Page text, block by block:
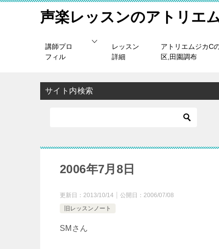
声楽レッスンのアトリエ
講師プロ
フィル
レッスン
詳細
アトリエムジカC
区,田園調布
サイト内検索
2006年7月8日
更新日： 2013/10/14 公開日： 2006/07/08
旧レッスンノート
SMさん